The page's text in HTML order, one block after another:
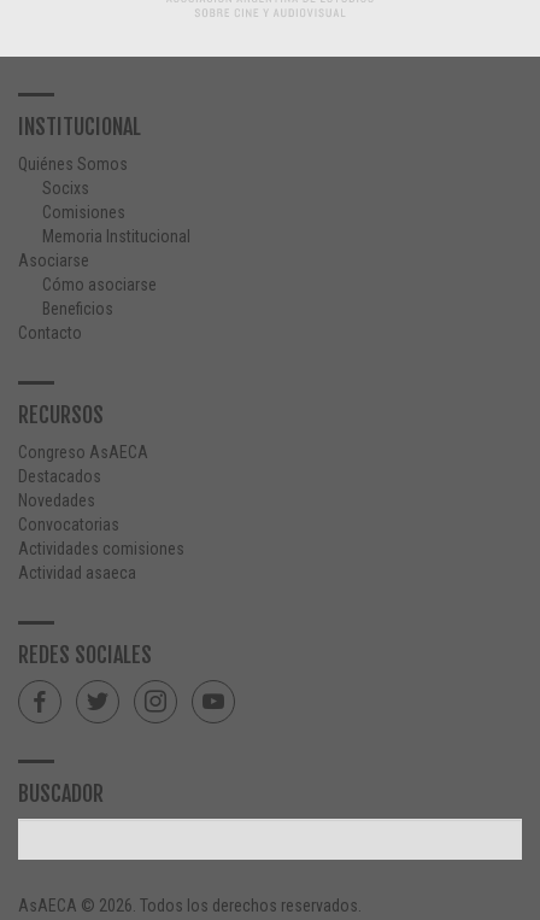
INSTITUCIONAL
Quiénes Somos
Socixs
Comisiones
Memoria Institucional
Asociarse
Cómo asociarse
Beneficios
Contacto
RECURSOS
Congreso AsAECA
Destacados
Novedades
Convocatorias
Actividades comisiones
Actividad asaeca
REDES SOCIALES
BUSCADOR
AsAECA © 2026. Todos los derechos reservados.